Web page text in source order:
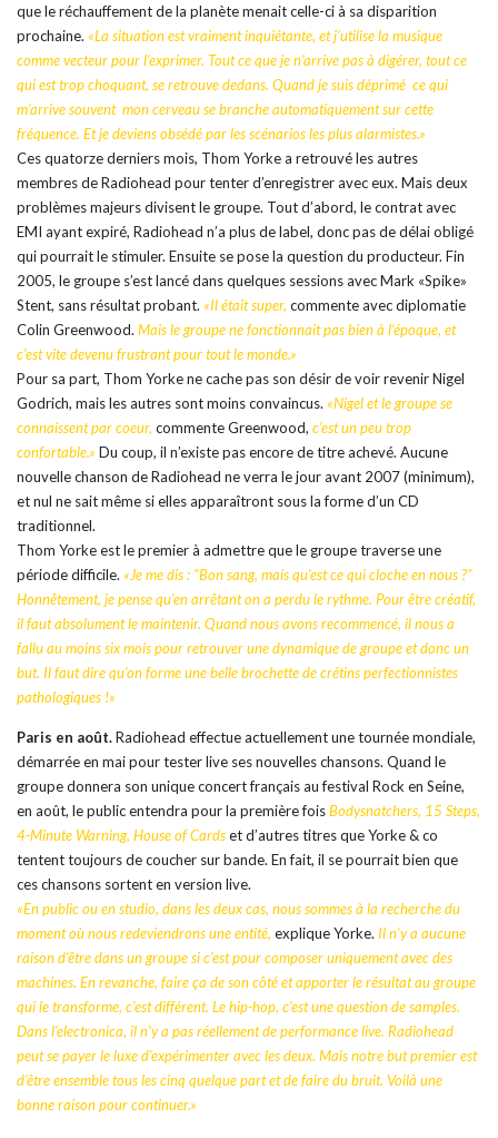
que le réchauffement de la planète menait celle-ci à sa disparition
prochaine. «La situation est vraiment inquiétante, et j’utilise la musique
comme vecteur pour l’exprimer. Tout ce que je n’arrive pas à digérer, tout ce
qui est trop choquant, se retrouve dedans. Quand je suis déprimé ­ ce qui
m’arrive souvent ­ mon cerveau se branche automatiquement sur cette
fréquence. Et je deviens obsédé par les scénarios les plus alarmistes.»
Ces quatorze derniers mois, Thom Yorke a retrouvé les autres
membres de Radiohead pour tenter d’enregistrer avec eux. Mais deux
problèmes majeurs divisent le groupe. Tout d’abord, le contrat avec
EMI ayant expiré, Radiohead n’a plus de label, donc pas de délai obligé
qui pourrait le stimuler. Ensuite se pose la question du producteur. Fin
2005, le groupe s’est lancé dans quelques sessions avec Mark «Spike»
Stent, sans résultat probant. «Il était super, commente avec diplomatie
Colin Greenwood. Mais le groupe ne fonctionnait pas bien à l’époque, et
c’est vite devenu frustrant pour tout le monde.»
Pour sa part, Thom Yorke ne cache pas son désir de voir revenir Nigel
Godrich, mais les autres sont moins convaincus. «Nigel et le groupe se
connaissent par coeur, commente Greenwood, c’est un peu trop
confortable.» Du coup, il n’existe pas encore de titre achevé. Aucune
nouvelle chanson de Radiohead ne verra le jour avant 2007 (minimum),
et nul ne sait même si elles apparaîtront sous la forme d’un CD
traditionnel.
Thom Yorke est le premier à admettre que le groupe traverse une
période difficile. «Je me dis : "Bon sang, mais qu’est ce qui cloche en nous ?"
Honnêtement, je pense qu’en arrêtant on a perdu le rythme. Pour être créatif,
il faut absolument le maintenir. Quand nous avons recommencé, il nous a
fallu au moins six mois pour retrouver une dynamique de groupe et donc un
but. Il faut dire qu’on forme une belle brochette de crétins perfectionnistes
pathologiques !»
Paris en août.Radiohead effectue actuellement une tournée mondiale,
démarrée en mai pour tester live ses nouvelles chansons. Quand le
groupe donnera son unique concert français au festival Rock en Seine,
en août, le public entendra pour la première foisBodysnatchers, 15 Steps,
4-Minute Warning, House of Cardset d’autres titres que Yorke & co
tentent toujours de coucher sur bande. En fait, il se pourrait bien que
ces chansons sortent en version live.
«En public ou en studio, dans les deux cas, nous sommes à la recherche du
moment où nous redeviendrons une entité, explique Yorke. Il n’y a aucune
raison d’être dans un groupe si c’est pour composer uniquement avec des
machines. En revanche, faire ça de son côté et apporter le résultat au groupe
qui le transforme, c’est différent. Le hip-hop, c’est une question de samples.
Dans l’electronica, il n’y a pas réellement de performance live. Radiohead
peut se payer le luxe d’expérimenter avec les deux. Mais notre but premier est
d’être ensemble tous les cinq quelque part et de faire du bruit. Voilà une
bonne raison pour continuer.»